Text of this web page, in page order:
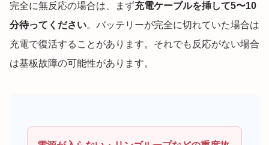
完全に無反応の場合は、まず充電ケーブルを挿して5〜10
分待ってください。バッテリーが完全に切れていた場合は
充電で復活することがあります。それでも反応がない場合
は基板故障の可能性があります。